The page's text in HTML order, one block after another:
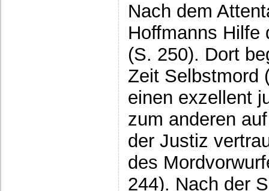
Nach dem
Hoffmanns Hilfe
(S. 250). Dort
Zeit Selbstmord
einen exzellent
zum anderen
der Justiz
des
244). Nach der